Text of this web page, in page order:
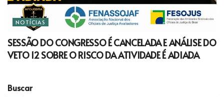
NOTÍCIAS
SESSÃO DO CONGRESSO É CANCELADA E ANÁLISE DO
VETO 12 SOBRE O RISCO DA ATIVIDADE É ADIADA
Buscar